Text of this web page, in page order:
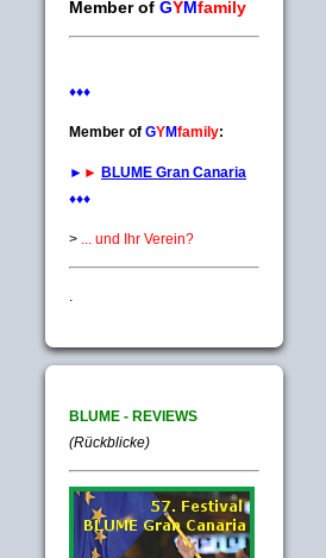
Member of GYMfamily
♦♦♦
Member of GYMfamily:
► ► BLUME Gran Canaria
♦♦♦
> ... und Ihr Verein?
.
BLUME - REVIEWS
(Rückblicke)